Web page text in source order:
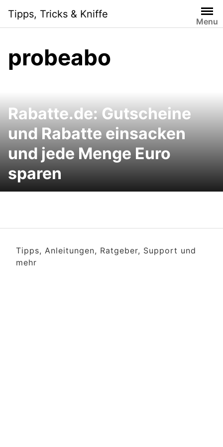
content
Tipps, Tricks & Kniffe
Menu
probeabo
Rabatte.de: Gutscheine
und Rabatte einsacken
und jede Menge Euro
sparen
Tipps, Anleitungen, Ratgeber, Support und
mehr